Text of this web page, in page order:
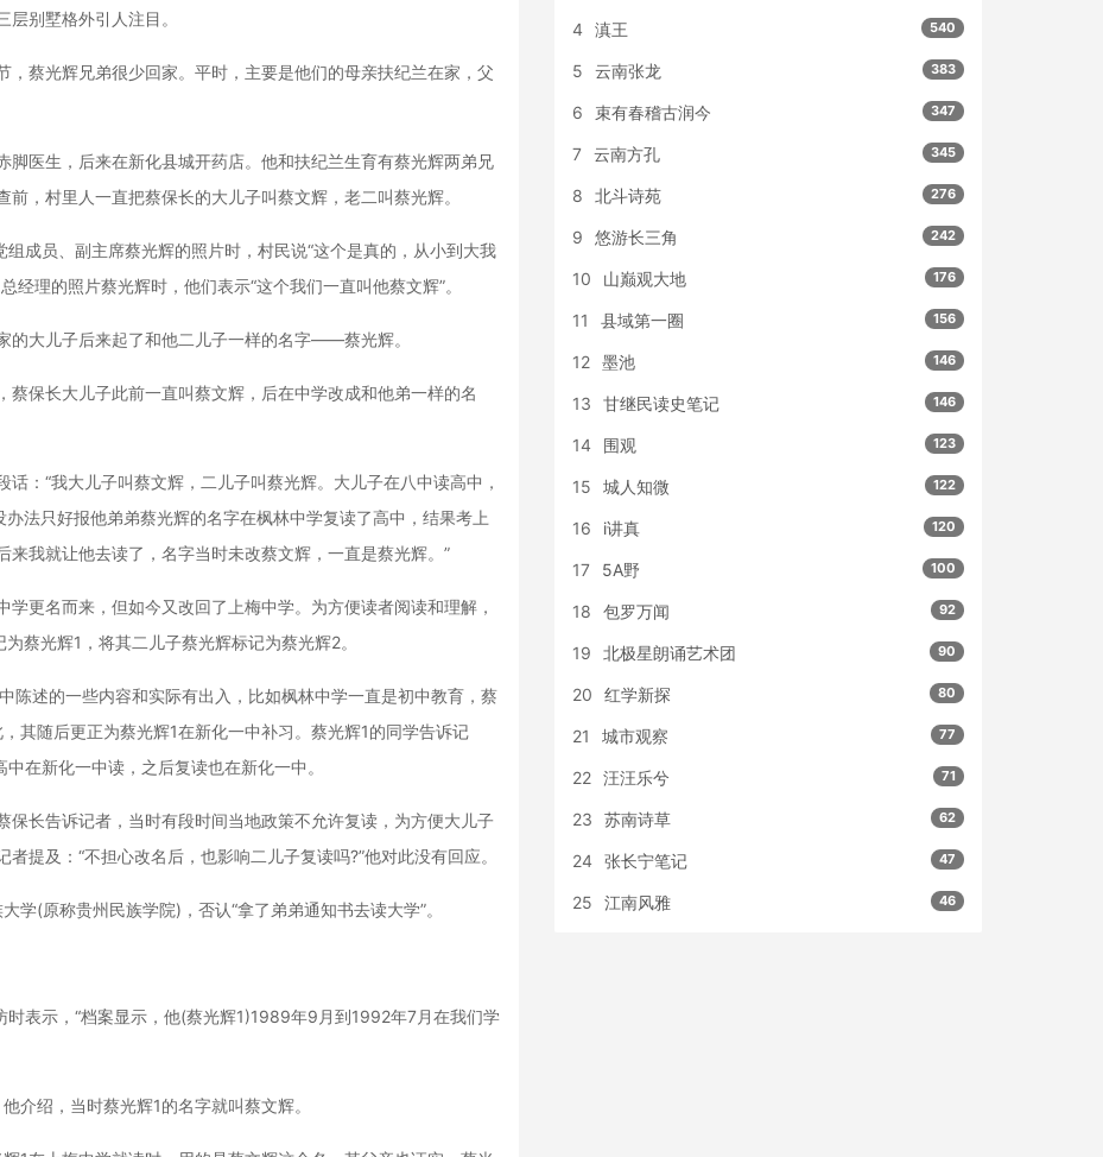
别墅格外引人注目。
蔡光辉兄弟很少回家。平时，主要是他们的母亲扶纪兰在家，父
医生，后来在新化县城开药店。他和扶纪兰生育有蔡光辉两弟兄
，村里人一直把蔡保长的大儿子叫蔡文辉，老二叫蔡光辉。
员、副主席蔡光辉的照片时，村民说“这个是真的，从小到大我
经理的照片蔡光辉时，他们表示“这个我们一直叫他蔡文辉”。
大儿子后来起了和他二儿子一样的名字——蔡光辉。
保长大儿子此前一直叫蔡文辉，后在中学改成和他弟一样的名
“我大儿子叫蔡文辉，二儿子叫蔡光辉。大儿子在八中读高中，
法只好报他弟弟蔡光辉的名字在枫林中学复读了高中，结果考上
我就让他去读了，名字当时未改蔡文辉，一直是蔡光辉。”
更名而来，但如今又改回了上梅中学。为方便读者阅读和理解，
蔡光辉1，将其二儿子蔡光辉标记为蔡光辉2。
述的一些内容和实际有出入，比如枫林中学一直是初中教育，蔡
其随后更正为蔡光辉1在新化一中补习。蔡光辉1的同学告诉记
在新化一中读，之后复读也在新化一中。
长告诉记者，当时有段时间当地政策不允许复读，为方便大儿子
提及：“不担心改名后，也影响二儿子复读吗?”他对此没有回应。
(原称贵州民族学院)，否认“拿了弟弟通知书去读大学”。
表示，“档案显示，他(蔡光辉1)1989年9月到1992年7月在我们学
绍，当时蔡光辉1的名字就叫蔡文辉。
4 滇王 540
5 云南张龙 383
6 束有春稽古润今 347
7 云南方孔 345
8 北斗诗苑 276
9 悠游长三角 242
10 山巅观大地 176
11 县域第一圈 156
12 墨池 146
13 甘继民读史笔记 146
14 围观 123
15 城人知微 122
16 i讲真 120
17 5A野 100
18 包罗万闻 92
19 北极星朗诵艺术团 90
20 红学新探 80
21 城市观察 77
22 汪汪乐兮 71
23 苏南诗草 62
24 张长宁笔记 47
25 江南风雅 46